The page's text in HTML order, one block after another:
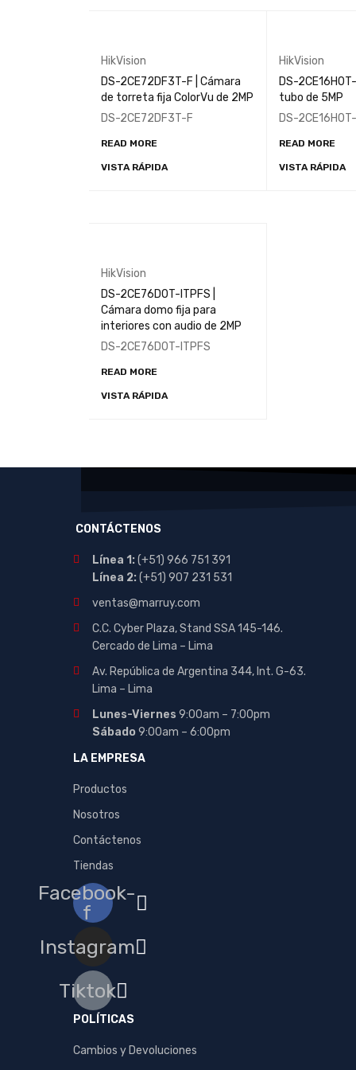
HikVision
DS-2CE72DF3T-F | Cámara
de torreta fija ColorVu de 2MP
DS-2CE72DF3T-F
READ MORE
VISTA RÁPIDA
HikVision
DS-
tubo de 5MP
DS-
READ MORE
VISTA RÁPIDA
HikVision
DS-2CE76D0T-ITPFS |
Cámara domo fija para
interiores con audio de 2MP
DS-2CE76D0T-ITPFS
READ MORE
VISTA RÁPIDA
CONTÁCTENOS
Línea 1:(+51) 966 751 391
Línea 2:(+51) 907 231 531
ventas@marruy.com
C.C. Cyber Plaza, Stand SSA 145-146.
Cercado de Lima – Lima
Av. República de Argentina 344, Int. G-63.
Lima – Lima
Lunes-Viernes 9:00am – 7:00pm
Sábado9:00am – 6:00pm
LA EMPRESA
Productos
Nosotros
Contáctenos
Tiendas
Facebook-
f
Instagram
Tiktok
POLÍTICAS
Cambios y Devoluciones